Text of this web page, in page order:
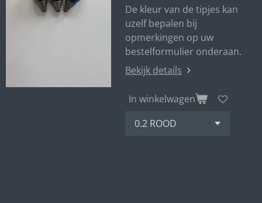
De kleur van de tipjes kan
uzelf bepalen bij
opmerkingen op uw
bestelformulier onderaan.
Bekijk details
In winkelwagen